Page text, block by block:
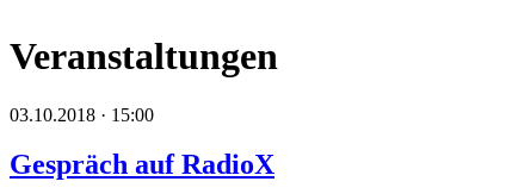
Veranstaltungen
03.10.2018 · 15:00
Gespräch auf RadioX